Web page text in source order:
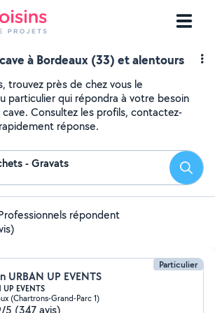
à Bordeaux (33) et alentours
trouvez près de chez vous le
particulier qui répondra à votre besoin
Consultez les profils, contactez-
réponse.
- Gravats
répondent
Particulier
URBAN UP EVENTS
UP EVENTS
(Chartrons-Grand-Parc 1)
5 (347 avis)